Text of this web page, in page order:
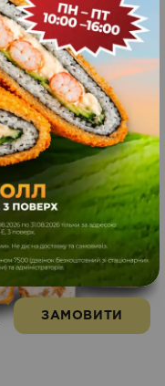
ЗАМОВИТИ
ЗАМОВИТИ